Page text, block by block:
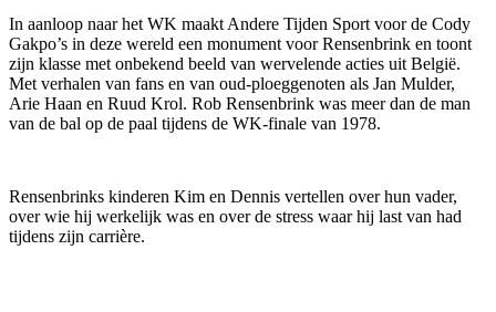
In aanloop naar het WK maakt Andere Tijden Sport voor de Cody
Gakpo’s in deze wereld een monument voor Rensenbrink en toont
zijn klasse met onbekend beeld van wervelende acties uit België.
Met verhalen van fans en van oud-ploeggenoten als Jan Mulder,
Arie Haan en Ruud Krol. Rob Rensenbrink was meer dan de man
van de bal op de paal tijdens de WK-finale van 1978.
Rensenbrinks kinderen Kim en Dennis vertellen over hun vader,
over wie hij werkelijk was en over de stress waar hij last van had
tijdens zijn carrière.